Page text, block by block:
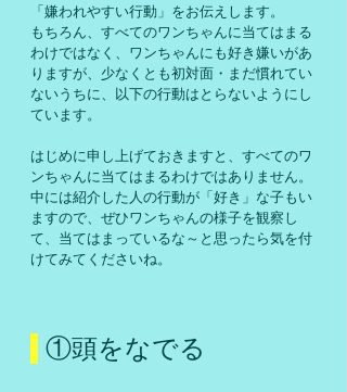
「嫌われやすい行動」をお伝えします。
もちろん、すべてのワンちゃんに当てはまる
わけではなく、ワンちゃんにも好き嫌いがあ
りますが、少なくとも初対面・まだ慣れてい
ないうちに、以下の行動はとらないようにし
ています。
はじめに申し上げておきますと、すべてのワ
ンちゃんに当てはまるわけではありません。
中には紹介した人の行動が「好き」な子もい
ますので、ぜひワンちゃんの様子を観察し
て、当てはまっているな～と思ったら気を付
けてみてくださいね。
①頭をなでる